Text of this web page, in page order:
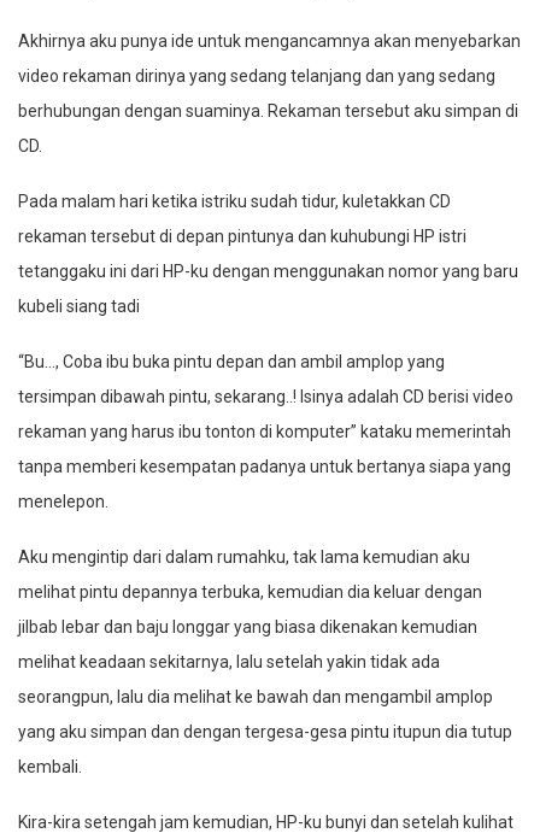
Akhirnya aku punya ide untuk mengancamnya akan menyebarkan
video rekaman dirinya yang sedang telanjang dan yang sedang
berhubungan dengan suaminya. Rekaman tersebut aku simpan di
CD.
Pada malam hari ketika istriku sudah tidur, kuletakkan CD
rekaman tersebut di depan pintunya dan kuhubungi HP istri
tetanggaku ini dari HP-ku dengan menggunakan nomor yang baru
kubeli siang tadi
“Bu…, Coba ibu buka pintu depan dan ambil amplop yang
tersimpan dibawah pintu, sekarang..! Isinya adalah CD berisi video
rekaman yang harus ibu tonton di komputer” kataku memerintah
tanpa memberi kesempatan padanya untuk bertanya siapa yang
menelepon.
Aku mengintip dari dalam rumahku, tak lama kemudian aku
melihat pintu depannya terbuka, kemudian dia keluar dengan
jilbab lebar dan baju longgar yang biasa dikenakan kemudian
melihat keadaan sekitarnya, lalu setelah yakin tidak ada
seorangpun, lalu dia melihat ke bawah dan mengambil amplop
yang aku simpan dan dengan tergesa-gesa pintu itupun dia tutup
kembali.
Kira-kira setengah jam kemudian, HP-ku bunyi dan setelah kulihat